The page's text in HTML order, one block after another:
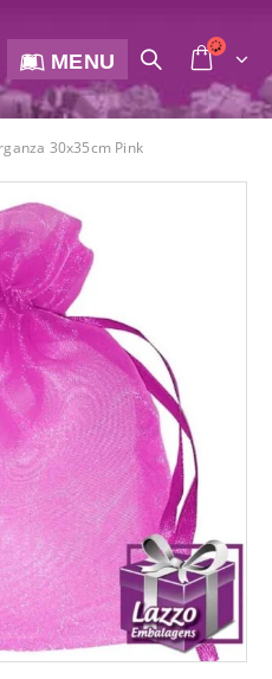
MENU
30x35cm Pink